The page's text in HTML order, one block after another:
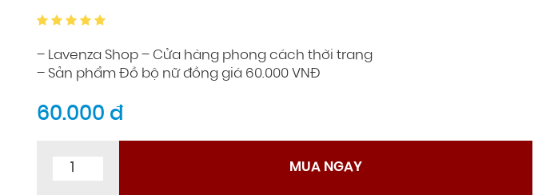
– Lavenza Shop – Cửa hàng phong cách thời trang
– Sản phẩm Đồ bộ nữ đồng giá 60.000 VNĐ
60.000 đ
MUA NGAY